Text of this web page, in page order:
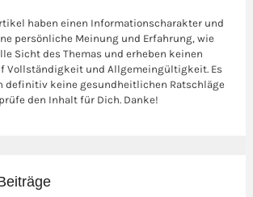
haben einen Informationscharakter und
persönliche Meinung und Erfahrung, wie
Sicht des Themas und erheben keinen
Vollständigkeit und Allgemeingültigkeit. Es
definitiv keine gesundheitlichen Ratschläge
den Inhalt für Dich. Danke!